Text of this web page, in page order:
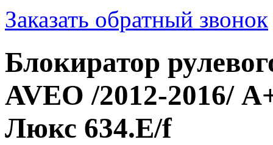
Заказать обратный звонок
Блокиратор
AVEO /2012-2016/
Люкс 634.E/f